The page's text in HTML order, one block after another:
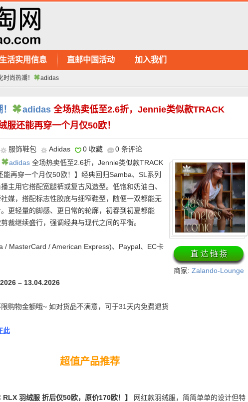
活实用信息 直邮中国活动 加入我们
时尚热潮！ adidas
adidas 全场热卖低至2.6折，Jennie类似款TRACK
服还能再穿一个月仅50欧！
服饰鞋包 Adidas 0 收藏 0 条评论
商家: Zalando-Lounge
adidas全场热卖低至2.6折，Jennie类似款TRACK
能再穿一个月仅50欧！】经典回归Samba、SL系列
主用它搭配宽腿裤或复古风造型。低饱和奶油白、
媒，搭配标志性胶底与细窄鞋型，随便一双都能无
更轻量的脚感、更日常的轮廓，初春到初夏都能
裁继续盛行，强调经典与现代之间的平衡。
/ MasterCard / American Express)、Paypal、EC卡
– 13.04.2026
购物金额哦~ 如对货品不满意，可于31天内免费退货
此
超值产品推荐
羽绒服 折后仅50欧，原价170欧！】
网红款羽绒服，简简单单的设计但特